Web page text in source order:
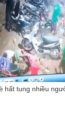
hất tung nhiều